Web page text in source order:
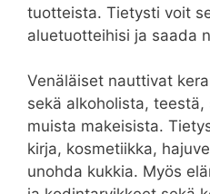
tuotteista. Tietysti voit
aluetuotteihisi ja saada
Venäläiset nauttivat
sekä alkoholista,
muista makeisista.
kirja, kosmetiikka,
unohda kukkia. Myös